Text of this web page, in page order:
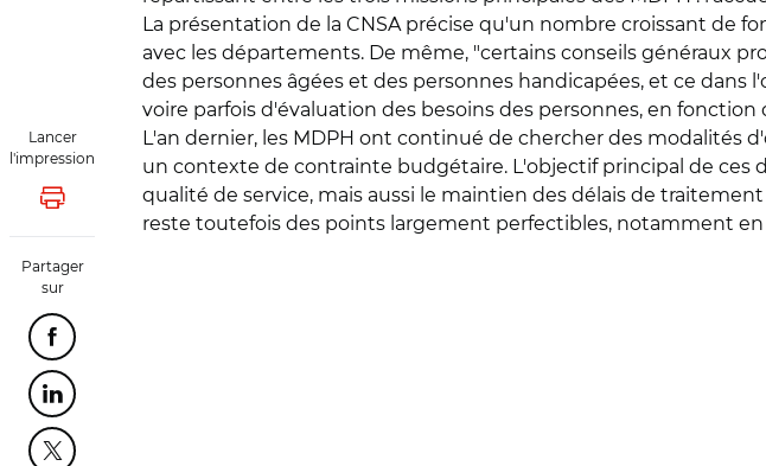
Lancer
l'impression
Lancer l'impression
Partager
sur
Partager cette page sur Facebook
Partager cette page sur Linkedin
Partager cette page sur Twitter
La présentation de la CNSA précise qu'un nombre croissant de
avec les départements. De même, "certains conseils généraux
des personnes âgées et des personnes handicapées, et ce
voire parfois d'évaluation des besoins des personnes, en fonction
L'an dernier, les MDPH ont continué de chercher des modalités
un contexte de contrainte budgétaire. L'objectif principal de ces
qualité de service, mais aussi le maintien des délais de
reste toutefois des points largement perfectibles, notamment